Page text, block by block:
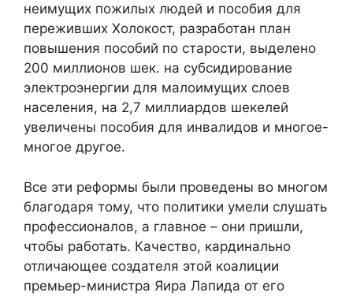
неимущих пожилых людей и пособия для
переживших Холокост, разработан план
повышения пособий по старости, выделено
200 миллионов шек. на субсидирование
электроэнергии для малоимущих слоев
населения, на 2,7 миллиардов шекелей
увеличены пособия для инвалидов и многое-
многое другое.
Все эти реформы были проведены во многом
благодаря тому, что политики умели слушать
профессионалов, а главное – они пришли,
чтобы работать. Качество, кардинально
отличающее создателя этой коалиции
премьер-министра Яира Лапида от его